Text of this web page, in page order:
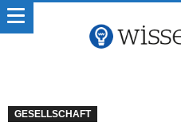
GESELLSCHAFT